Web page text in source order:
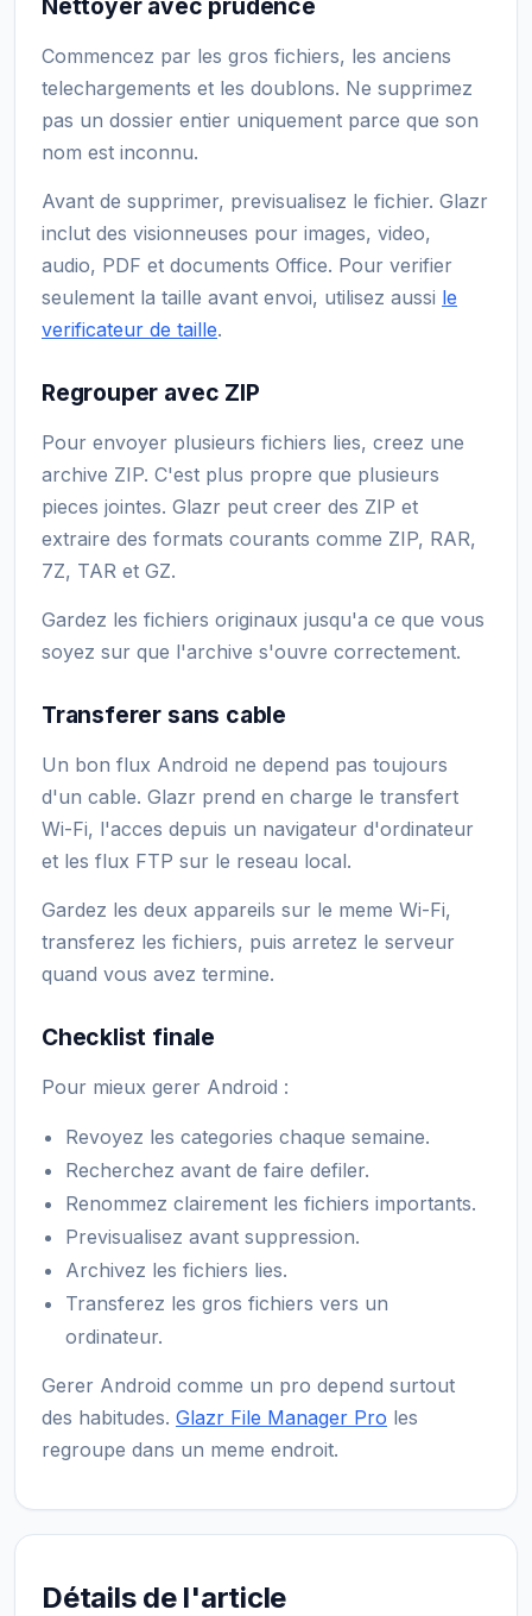
Commencez par les gros fichiers, les anciens
telechargements et les doublons. Ne supprimez
pas un dossier entier uniquement parce que son
nom est inconnu.
Avant de supprimer, previsualisez le fichier. Glazr
inclut des visionneuses pour images, video,
audio, PDF et documents Office. Pour verifier
seulement la taille avant envoi, utilisez aussi le
verificateur de taille.
Regrouper avec ZIP
Pour envoyer plusieurs fichiers lies, creez une
archive ZIP. C'est plus propre que plusieurs
pieces jointes. Glazr peut creer des ZIP et
extraire des formats courants comme ZIP, RAR,
7Z, TAR et GZ.
Gardez les fichiers originaux jusqu'a ce que vous
soyez sur que l'archive s'ouvre correctement.
Transferer sans cable
Un bon flux Android ne depend pas toujours
d'un cable. Glazr prend en charge le transfert
Wi-Fi, l'acces depuis un navigateur d'ordinateur
et les flux FTP sur le reseau local.
Gardez les deux appareils sur le meme Wi-Fi,
transferez les fichiers, puis arretez le serveur
quand vous avez termine.
Checklist finale
Pour mieux gerer Android :
Revoyez les categories chaque semaine.
Recherchez avant de faire defiler.
Renommez clairement les fichiers importants.
Previsualisez avant suppression.
Archivez les fichiers lies.
Transferez les gros fichiers vers un
ordinateur.
Gerer Android comme un pro depend surtout
des habitudes. Glazr File Manager Pro les
regroupe dans un meme endroit.
Détails de l'article